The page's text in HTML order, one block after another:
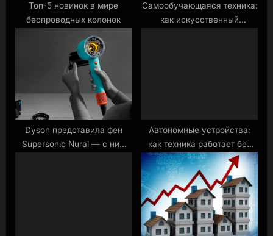
Топ-5 новинок в мире
беспроводных колонок
Самообучающаяся техника:
как искусственный
Dyson представила фен
Supersonic Nural — с ним
Автономные устройства:
как техника работает без
вмешательства человека